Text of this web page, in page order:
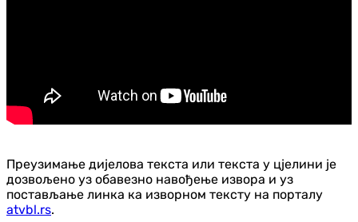
Преузимање дијелова текста или текста у цјелини је
дозвољено уз обавезно навођење извора и уз
постављање линка ка изворном тексту на порталу
atvbl.rs.